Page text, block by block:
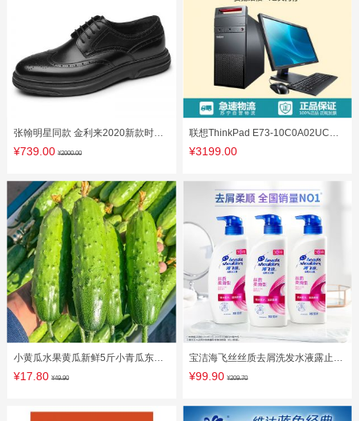
张翰明星同款 金利来2020新款时尚
雕花透气耐磨商务休闲牛皮鞋男
¥739.00 ¥2000.00
联想ThinkPad E73-10C0A02UCD
台式主机G1840 4GB 500GB 19.5英
¥3199.00
小黄瓜水果黄瓜新鲜5斤小青瓜东北
旱海阳白玉生吃10山东农家蔬菜
¥17.80 ¥49.90
宝洁海飞丝丝质去屑洗发水液露止痒
控油洗头发水膏500*3王一博款
¥99.90 ¥209.70